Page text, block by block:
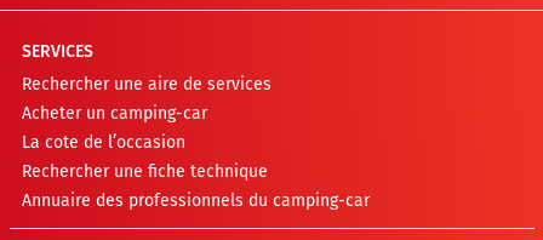
SERVICES
Rechercher une aire de services
Acheter un camping-car
La cote de l’occasion
Rechercher une fiche technique
Annuaire des professionnels du camping-car